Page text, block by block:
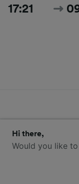
17:21
Buscar
Hi there,
Would you like